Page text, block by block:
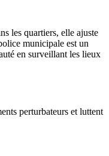
les quartiers, elle ajuste
municipale est un
en surveillant les lieux
perturbateurs et luttent